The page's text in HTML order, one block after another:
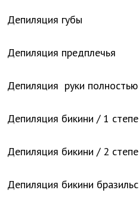
Депиляция губы
Депиляция предплечья
Депиляция руки полностью
Депиляция бикини / 1
Депиляция бикини / 2
Депиляция бикини